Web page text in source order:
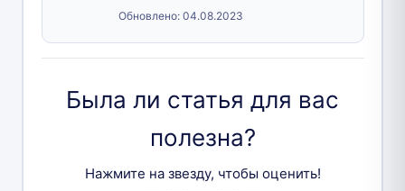
Обновлено: 04.08.2023
Была ли статья для вас
полезна?
Нажмите на звезду, чтобы оценить!